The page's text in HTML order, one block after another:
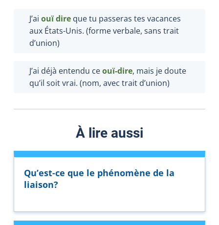
J’ai ouï dire que tu passeras tes vacances
aux États-Unis. (forme verbale, sans trait
d’union)
J’ai déjà entendu ceouï-dire, mais je doute
qu’il soit vrai. (nom, avec trait d’union)
À lire aussi
Qu’est-ce que le phénomène de la
liaison?